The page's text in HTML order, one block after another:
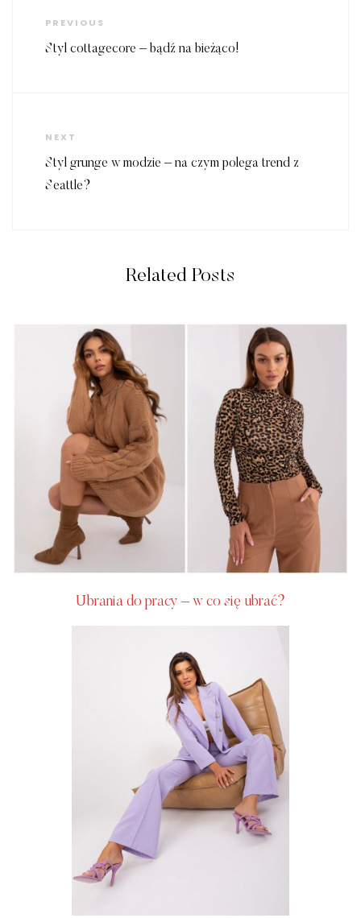
wpisu
Previous
Post
PREVIOUS
Styl cottagecore – bądź na bieżąco!
Next
Post
NEXT
Styl grunge w modzie – na czym polega trend z
Seattle?
Related Posts
Ubrania do pracy – w co się ubrać?